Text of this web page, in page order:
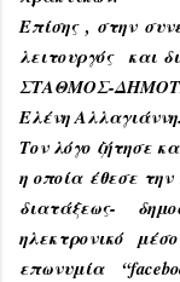
Επίσης , στην
λειτουργός και
ΣΤΑΘΜΟΣ-
Ελένη Αλλαγιάννη.
Τον λόγο ζήτησε
η οποία έθεσε
διατάξεως-
ηλεκτρονικό
επωνυμία “